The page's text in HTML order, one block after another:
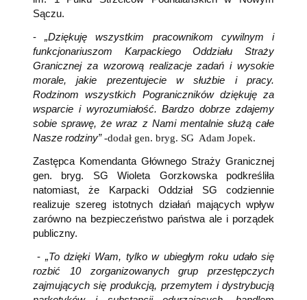
Sączu.
-„Dziękuję wszystkim pracownikom cywilnym i
funkcjonariuszom Karpackiego Oddziału Straży
Granicznej za wzorową realizacje zadań i wysokie
morale, jakie prezentujecie w służbie i pracy.
Rodzinom wszystkich Pograniczników dziękuję za
wsparcie i wyrozumiałość. Bardzo dobrze zdajemy
sobie sprawę, że wraz z Nami mentalnie służą całe
Nasze rodziny”-dodał gen. bryg. SG Adam Jopek.
Zastępca Komendanta Głównego Straży Granicznej
gen. bryg. SG Wioleta Gorzkowska podkreśliła
natomiast, że Karpacki Oddział SG codziennie
realizuje szereg istotnych działań mających wpływ
zarówno na bezpieczeństwo państwa ale i porządek
publiczny.
- „To dzięki Wam, tylko w ubiegłym roku udało się
rozbić 10 zorganizowanych grup przestępczych
zajmujących się produkcją, przemytem i dystrybucją